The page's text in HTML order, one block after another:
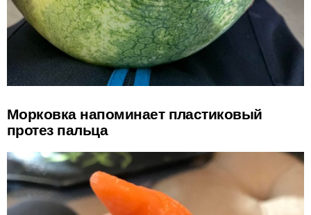
Морковка напоминает пластиковый
протез пальца